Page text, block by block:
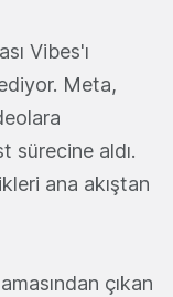
Vibes'ı
Meta,
sürecine aldı.
ana akıştan
çıkan